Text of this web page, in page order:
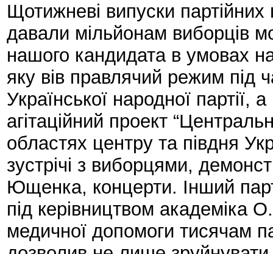
Щотижневі випуски партійних
давали мільйонам виборців
нашого кандидата в умовах
яку вів правлячий режим під
Української народної партії,
агітаційний проект
областях центру та півдня
зустрічі з виборцями,
Ющенка, концерти. Інший
під керівництвом академіка
медичної допомоги тисячам